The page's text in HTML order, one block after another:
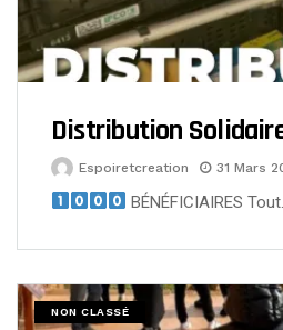
Distribution
Espoiretcreation 31 Mars
BÉNÉFICIAIRES
NON CLASSÉ